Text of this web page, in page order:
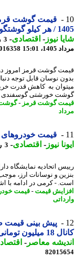
و گوساله چند؟
نیوز-اقتصادی-
15:01
82016358
نوسان قابل توجه دنبال
به کاهش قدرت خرید
خورشتی گوسفندی با قیمت
گوشت قرمز- گوشت
قیمت خودروهای
نیوز-اقتصادی-3 روز پیش - دوشنبه 12 مرداد 1405، 14:56
اتحادیه نمایشگاه
و نوسانات ارز، موجب
- کرمی در ادامه با
قیمت-قیمت خودرو-
داشت به نرخ ارز و اونس جهانی
معاصر-اقتصادی-4 روز